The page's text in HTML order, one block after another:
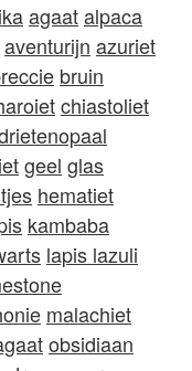
agaatalpaca
aventurijn azuriet
bruin
chiastoliet
geel glas
hematiet
kambaba
lapis lazuli
malachiet
obsidiaan